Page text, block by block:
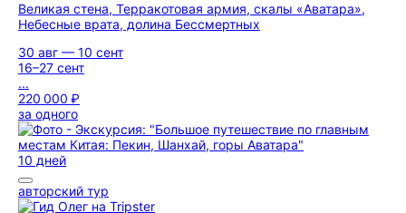
Великая стена, Терракотовая армия, скалы «Аватара»,
Небесные врата, долина Бессмертных
30 авг — 10 сент
16–27 сент
...
220 000 ₽
за одного
10 дней
авторский тур